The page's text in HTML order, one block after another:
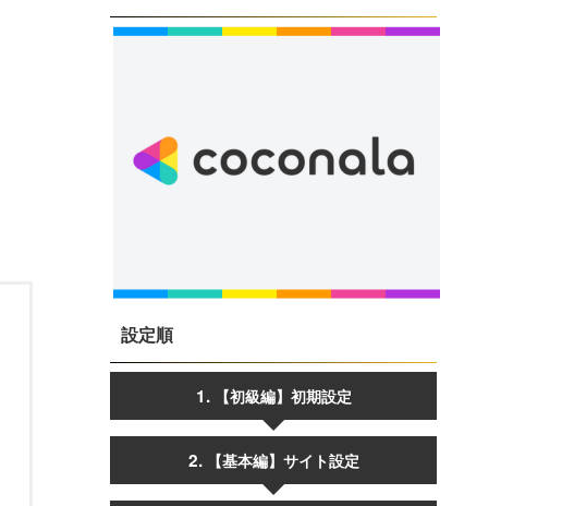
設定順
【初級編】初期設定
【基本編】サイト設定